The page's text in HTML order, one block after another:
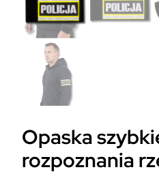
Opaska
rozpoznania